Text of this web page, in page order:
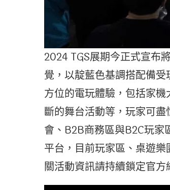
2024 TGS展期今正式宣布
覺，以靛藍色基調搭配備
方位的電玩體驗，包括家
斷的舞台活動等，玩家可
會、B2B商務區與B2C玩
平台，目前玩家區、桌遊
關活動資訊請持續鎖定